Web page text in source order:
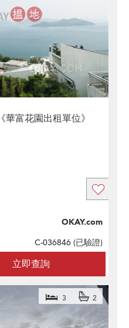
富花園出租單位》
立即查詢
OKAY.com
C-036846 (已驗證)
3 2